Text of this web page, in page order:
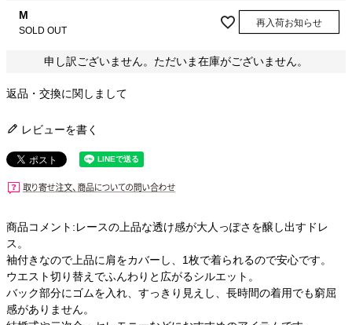
M
SOLD OUT
再入荷お知らせ
申し訳ございません。ただいま在庫がございません。
返品・交換に関しまして
レビューを書く
商品コメント:レースの上品な透け感が大人っぽさを醸し出すドレ
ス。
袖付きなので上品に肩をカバーし、1枚で着られるので安心です。
ウエスト切り替えでふんわりと広がるシルエット。
バック部分にゴムを入れ、すっきり見えし、長時間の着用でも窮屈
感がありません。